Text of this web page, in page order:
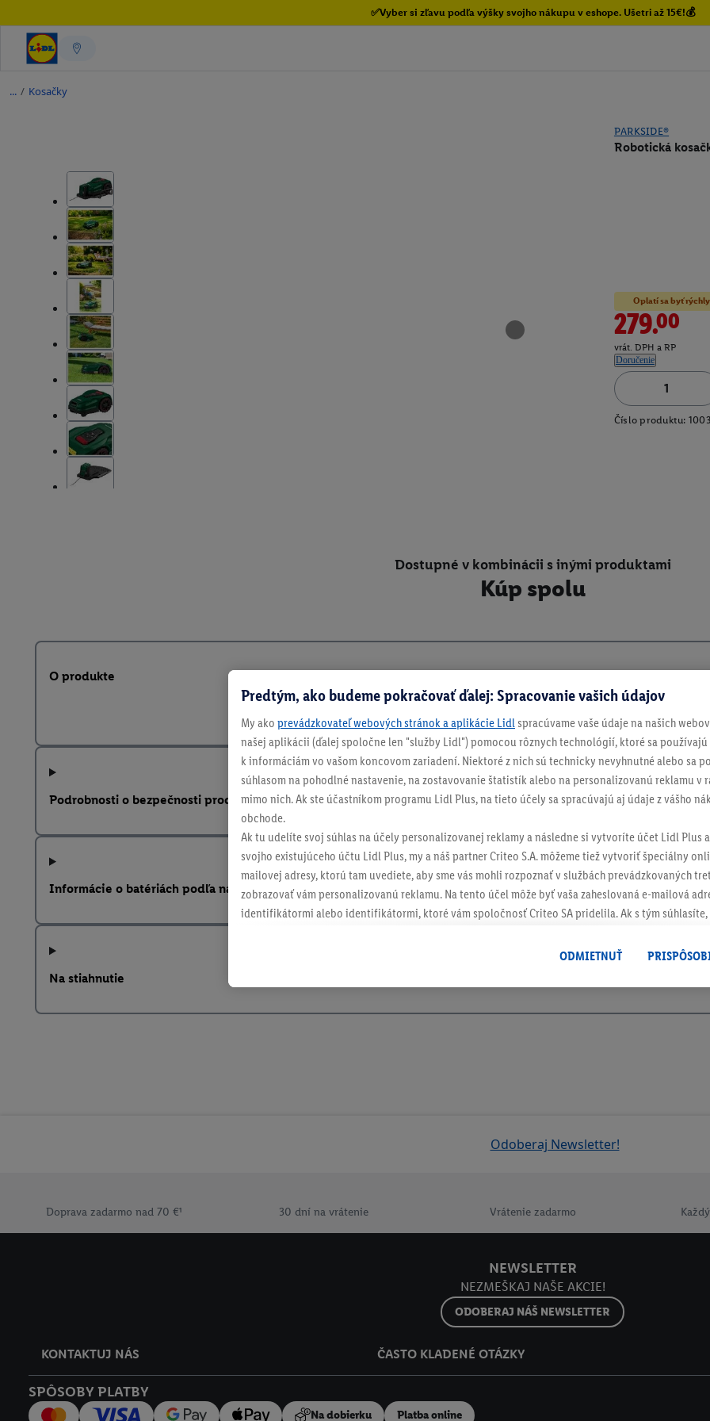
✅Vyber si zľavu podľa výšky svojho nákupu v eshope. Ušetri až 15€!💰
/ Kosačky
PARKSIDE®
Robotická
Oplatí sa byť
279.00
vrát. DPH a RP
Doručenie
Číslo produktu:
Dostupné v kombinácii s inými produktami
Kúp spolu
O produkte
Podrobnosti o bezpečnosti produktu
Informácie o batériách podľa nariadenia EÚ o batériách
Na stiahnutie
Odoberaj Newsletter!
Doprava zadarmo nad 70 €¹ 30 dní na vrátenie Vrátenie zadarmo
NEWSLETTER
NEZMEŠKAJ NAŠE AKCIE!
ODOBERAJ NÁŠ NEWSLETTER
KONTAKTUJ NÁS ČASTO KLADENÉ OTÁZKY
SPÔSOBY PLATBY
Na dobierku Platba online
Predtým, ako budeme pokračovať ďalej: Spracovanie vašich údajov
My ako prevádzkovateľ webových stránok a aplikácie Lidl spracúvame vaše údaje na našich
našej aplikácii (ďalej spoločne len "služby Lidl") pomocou rôznych technológií, ktoré sa
k informáciám vo vašom koncovom zariadení. Niektoré z nich sú technicky nevyhnutné alebo sa
súhlasom na pohodlné nastavenie, na zostavovanie štatistík alebo na personalizovanú reklamu v
mimo nich. Ak ste účastníkom programu Lidl Plus, na tieto účely sa spracúvajú aj údaje z vášho
obchode.
Ak tu udelíte svoj súhlas na účely personalizovanej reklamy a následne si vytvoríte účet Lidl Plus
svojho existujúceho účtu Lidl Plus, my a náš partner Criteo S.A. môžeme tiež vytvoriť špeciálny
mailovej adresy, ktorú tam uvediete, aby sme vás mohli rozpoznať v službách prevádzkovaných
zobrazovať vám personalizovanú reklamu. Na tento účel môže byť vaša zaheslovaná e-mailová
identifikátormi alebo identifikátormi, ktoré vám spoločnosť Criteo SA pridelila. Ak s tým súhlasíte,
internetovom obchode, ale nie jeho zakúpením), sa môžu zobrazovať aj na rôznych zariadeniach a
spoločnosti Lidl ak vám možno priradiť niekoľko koncových zariadení alebo používanie viacerých
Lidl, pomocou vašej hashovanej e-mailovej adresy a prípadne ďalších identifikátorov/
ODMIETNUŤ